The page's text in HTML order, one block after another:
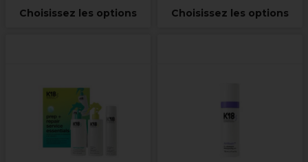
Choisissez les options Choisissez les options